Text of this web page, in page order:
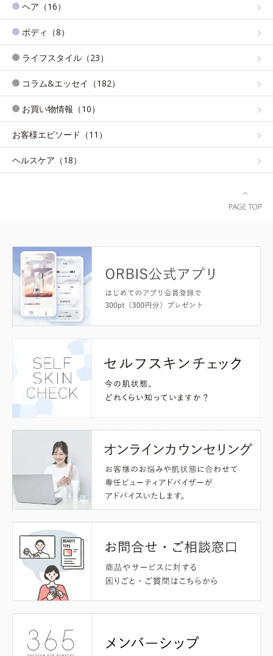
ヘア（16）
ボディ（8）
ライフスタイル（23）
コラム&エッセイ（182）
お買い物情報（10）
お客様エピソード（11）
ヘルスケア（18）